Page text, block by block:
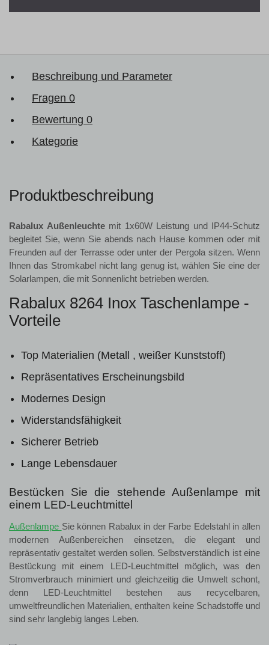
Beschreibung und Parameter
Fragen 0
Bewertung 0
Kategorie
Produktbeschreibung
Rabalux Außenleuchtemit 1x60W Leistung und IP44-Schutz
begleitet Sie, wenn Sie abends nach Hause kommen oder mit
Freunden auf der Terrasse oder unter der Pergola sitzen. Wenn
Ihnen das Stromkabel nicht lang genug ist, wählen Sie eine der
Solarlampen, die mit Sonnenlicht betrieben werden.
Rabalux 8264 Inox Taschenlampe -
Vorteile
Top Materialien (Metall , weißer Kunststoff)
Repräsentatives Erscheinungsbild
Modernes Design
Widerstandsfähigkeit
Sicherer Betrieb
Lange Lebensdauer
Bestücken Sie die stehende Außenlampe mit
einem LED-Leuchtmittel
Außenlampe Sie können Rabalux in der Farbe Edelstahl in allen
modernen Außenbereichen einsetzen, die elegant und
repräsentativ gestaltet werden sollen. Selbstverständlich ist eine
Bestückung mit einem LED-Leuchtmittel möglich, was den
Stromverbrauch minimiert und gleichzeitig die Umwelt schont,
denn LED-Leuchtmittel bestehen aus recycelbaren,
umweltfreundlichen Materialien, enthalten keine Schadstoffe und
sind sehr langlebig langes Leben.